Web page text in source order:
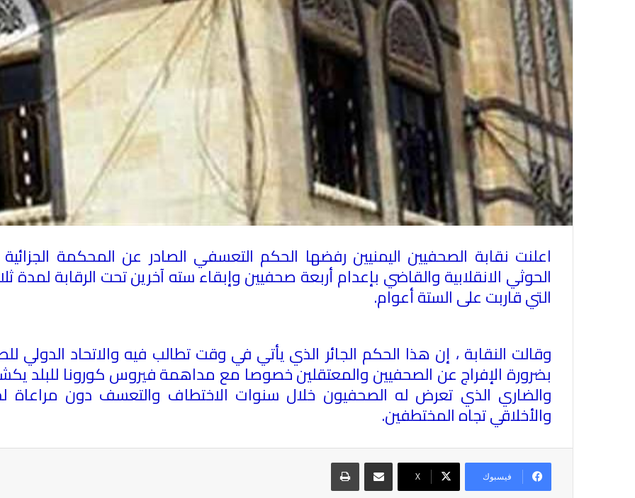
اعلنت نقابة الصحفيين اليمنيين رفضها الحكم التعسفي الصادر عن المحكمة
الحوثي الانقلابية والقاضي بإعدام أربعة صحفيين وإبقاء سته آخرين تحت الرقابة
التي قاربت على الستة أعوام.
وقالت النقابة ، إن هذا الحكم الجائر الذي يأتي في وقت تطالب فيه والاتحاد الدولي
بضرورة الإفراج عن الصحفيين والمعتقلين خصوصا مع مداهمة فيروس كورونا للبلد
والضاري الذي تعرض له الصحفيون خلال سنوات الاختطاف والتعسف دون مراعاة
والأخلاقي تجاه المختطفين.
فيسبوك X
مشاركة عبر البريد طباعة